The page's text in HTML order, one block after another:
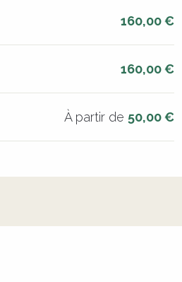
160,00 €
160,00 €
À partir de 50,00 €